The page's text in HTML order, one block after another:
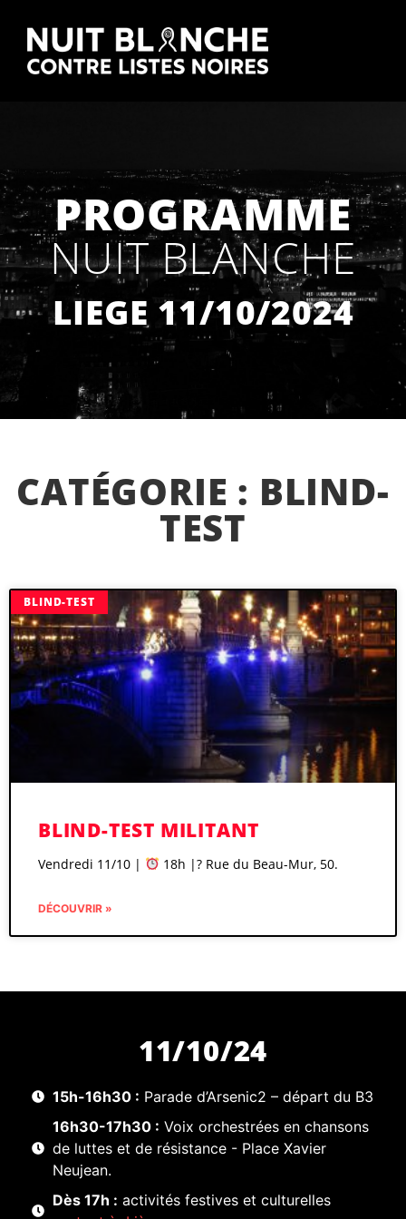
PROGRAMME
NUIT BLANCHE
LIEGE 11/10/2024
CATÉGORIE : BLIND-
TEST
BLIND-TEST
BLIND-TEST MILITANT
Vendredi 11/10 | 18h |? Rue du Beau-Mur, 50.
DÉCOUVRIR »
11/10/24
15h-16h30 : Parade d’Arsenic2 – départ du B3
16h30-17h30 : Voix orchestrées en chansons
de luttes et de résistance - Place Xavier
Neujean.
Dès 17h : activités festives et culturelles